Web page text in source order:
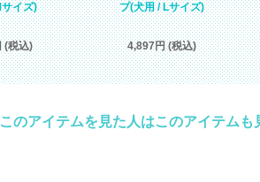
イズ)
(税込)
プ(犬用 / Lサイズ)
4,897円 (税込)
このアイテムを見た人はこのアイテムも